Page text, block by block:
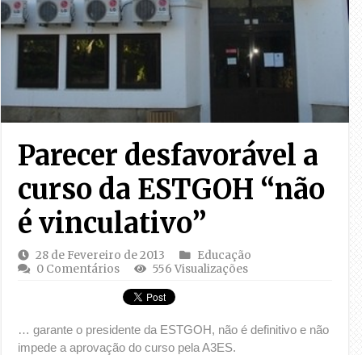
Parecer desfavorável a
curso da ESTGOH “não
é vinculativo”
28 de Fevereiro de 2013
Educação
0 Comentários
556 Visualizações
… garante o presidente da ESTGOH, não é definitivo e não
impede a aprovação do curso pela A3ES.